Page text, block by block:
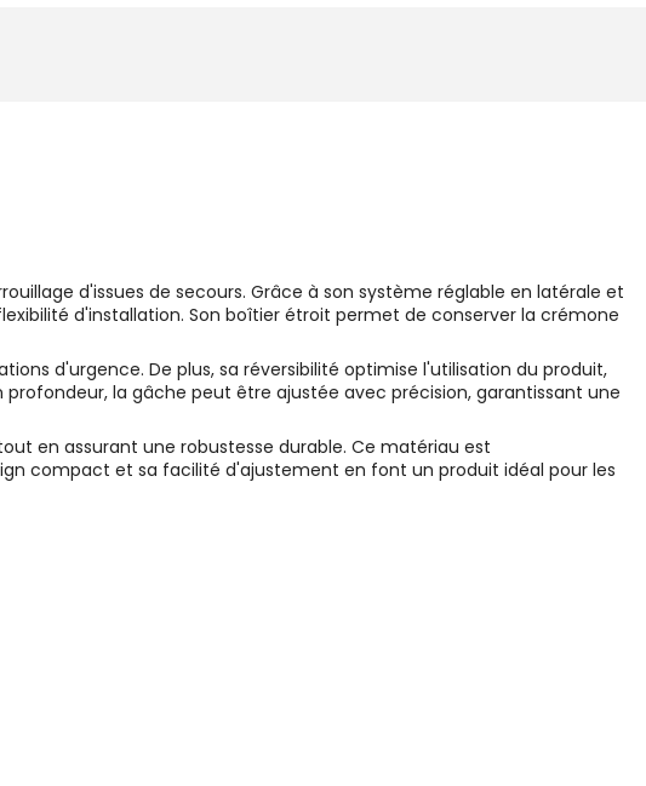
d'issues de secours. Grâce à son système réglable en latérale et
d'installation. Son boîtier étroit permet de conserver la crémone
d'urgence. De plus, sa réversibilité optimise l'utilisation du produit,
la gâche peut être ajustée avec précision, garantissant une
en assurant une robustesse durable. Ce matériau est
compact et sa facilité d'ajustement en font un produit idéal pour les